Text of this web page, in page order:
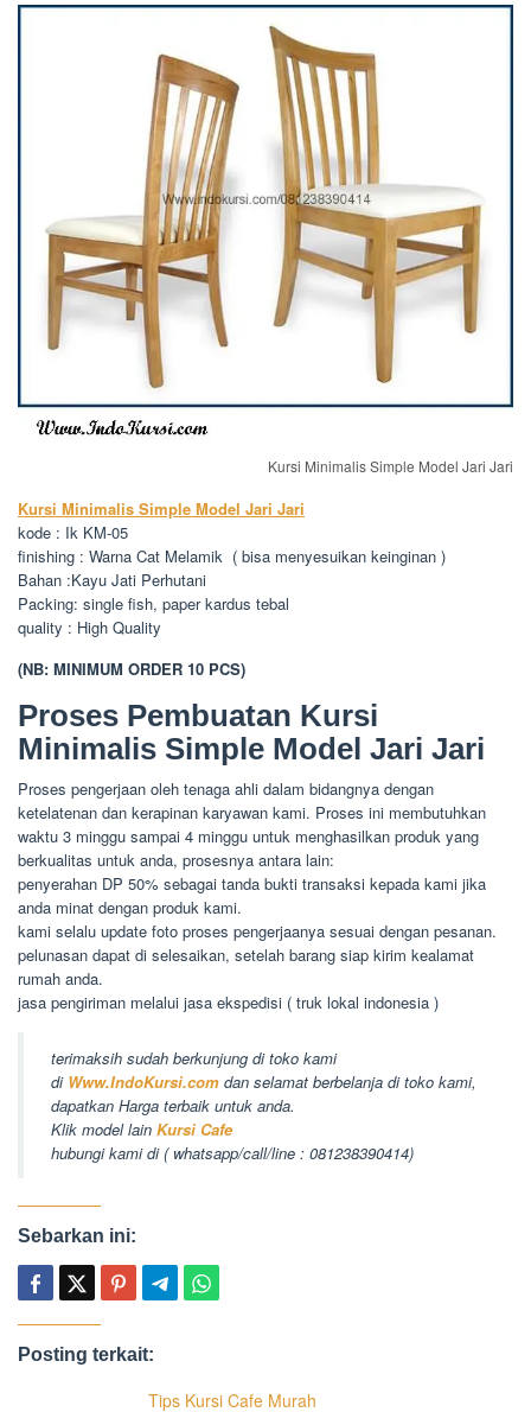
Kursi Minimalis Simple Model Jari Jari
Kursi Minimalis Simple Model Jari Jari
kode : Ik KM-05
finishing : Warna Cat Melamik ( bisa menyesuikan keinginan )
Bahan :Kayu Jati Perhutani
Packing: single fish, paper kardus tebal
quality : High Quality
(NB: MINIMUM ORDER 10 PCS)
Proses Pembuatan Kursi
Minimalis Simple Model Jari Jari
Proses pengerjaan oleh tenaga ahli dalam bidangnya dengan
ketelatenan dan kerapinan karyawan kami. Proses ini membutuhkan
waktu 3 minggu sampai 4 minggu untuk menghasilkan produk yang
berkualitas untuk anda, prosesnya antara lain:
penyerahan DP 50% sebagai tanda bukti transaksi kepada kami jika
anda minat dengan produk kami.
kami selalu update foto proses pengerjaanya sesuai dengan pesanan.
pelunasan dapat di selesaikan, setelah barang siap kirim kealamat
rumah anda.
jasa pengiriman melalui jasa ekspedisi ( truk lokal indonesia )
terimaksih sudah berkunjung di toko kami
di Www.IndoKursi.com dan selamat berbelanja di toko kami,
dapatkan Harga terbaik untuk anda.
Klik model lain Kursi Cafe
hubungi kami di ( whatsapp/call/line : 081238390414)
Sebarkan ini:
Posting terkait:
Tips Kursi Cafe Murah